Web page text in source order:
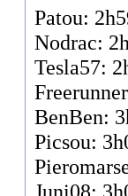
Patou:
Nodrac:
Tesla57:
BenBen:
Picsou:
Juni08: